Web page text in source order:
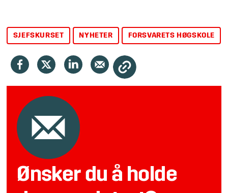
SJEFSKURSET NYHETER FORSVARETS HØGSKOLE
Ønsker du å holde